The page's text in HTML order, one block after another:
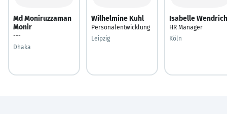
Md Moniruzzaman
Monir
---
Dhaka
Wilhelmine Kuhl
Personalentwicklung
Leipzig
Isabelle Wendrich
HR Manager
Köln